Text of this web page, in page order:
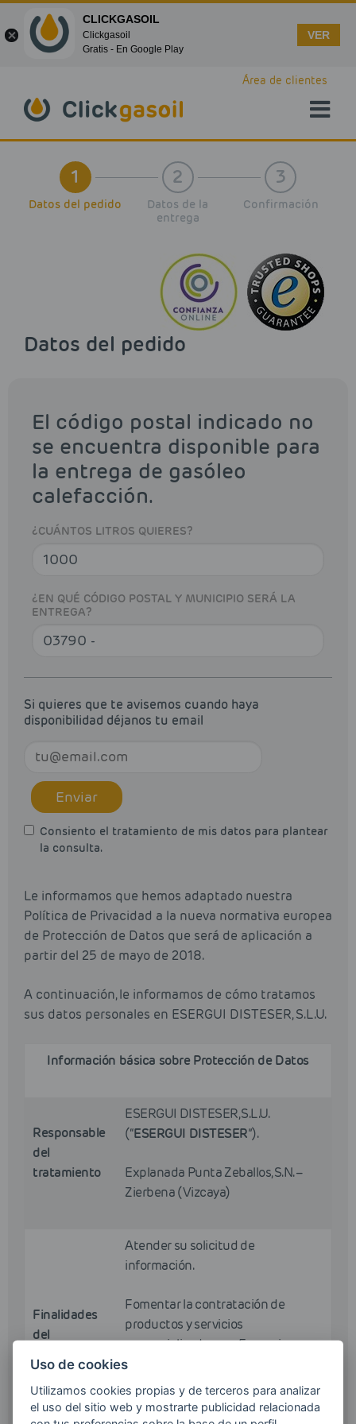
Área de clientes
1
Datos del pedido
2
Datos de la
entrega
3
Confirmación
Datos del pedido
El código postal indicado no
se encuentra disponible para
la entrega de gasóleo
calefacción.
¿CUÁNTOS LITROS QUIERES?
¿EN QUÉ CÓDIGO POSTAL Y MUNICIPIO SERÁ LA
ENTREGA?
Si quieres que te avisemos cuando haya
disponibilidad déjanos tu email
Enviar
Consiento el tratamiento de mis datos para plantear
la consulta.
Le informamos que hemos adaptado nuestra
Política de Privacidad a la nueva normativa europea
de Protección de Datos que será de aplicación a
partir del 25 de mayo de 2018.
A continuación, le informamos de cómo tratamos
sus datos personales en ESERGUI DISTESER, S.L.U.
Información básica sobre Protección de Datos
Responsable
del
tratamiento
ESERGUI DISTESER, S.L.U.
(“ESERGUI DISTESER”).
Explanada Punta Zeballos, S.N. –
Zierbena (Vizcaya)
Finalidades
del
Atender su solicitud de
información.
Fomentar la contratación de
productos y servicios
comercializados por Esergui
Disteser mediante el envío de
comunicaciones comerciales por
cualquier medio, incluido el
Uso de cookies
Utilizamos cookies propias y de terceros para analizar
el uso del sitio web y mostrarte publicidad relacionada
CLICKGASOIL
Clickgasoil
Gratis - En Google Play
VER